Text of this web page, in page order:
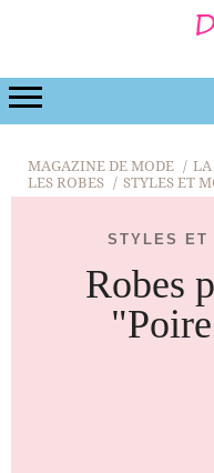
LA MODE
MAGAZINE DE MODE
LES ROBES
STYLES ET
STYLES ET
Robes